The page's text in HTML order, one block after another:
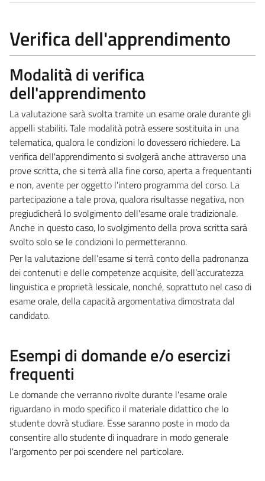
Verifica dell'apprendimento
Modalità di verifica
dell'apprendimento
La valutazione sarà svolta tramite un esame orale durante gli
appelli stabiliti. Tale modalità potrà essere sostituita in una
telematica, qualora le condizioni lo dovessero richiedere. La
verifica dell'apprendimento si svolgerà anche attraverso una
prove scritta, che si terrà alla fine corso, aperta a frequentanti
e non, avente per oggetto l'intero programma del corso. La
partecipazione a tale prova, qualora risultasse negativa, non
pregiudicherà lo svolgimento dell'esame orale tradizionale.
Anche in questo caso, lo svolgimento della prova scritta sarà
svolto solo se le condizioni lo permetteranno.
Per la valutazione dell’esame si terrà conto della padronanza
dei contenuti e delle competenze acquisite, dell’accuratezza
linguistica e proprietà lessicale, nonché, soprattuto nel caso di
esame orale, della capacità argomentativa dimostrata dal
candidato.
Esempi di domande e/o esercizi
frequenti
Le domande che verranno rivolte durante l'esame orale
riguardano in modo specifico il materiale didattico che lo
studente dovrà studiare. Esse saranno poste in modo da
consentire allo studente di inquadrare in modo generale
l'argomento per poi scendere nel particolare.